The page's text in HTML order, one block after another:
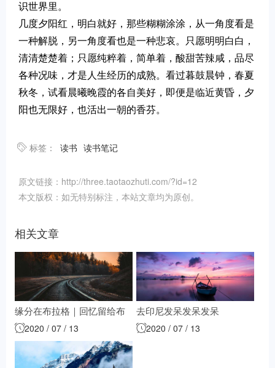
识世界里。
几度夕阳红，明白就好，那些糊糊涂涂，从一角度看是
一种解脱，另一角度看也是一种悲哀。只愿明明白白，
清清楚楚着；只愿纯粹着，简单着，酸甜苦辣咸，品尽
各种况味，才是人生经历的成熟。看过暮鼓晨钟，春夏
秋冬，试看晨曦晚霞的各自美好，即便是临近黄昏，夕
阳也无限好，也活出一朝的香芬。
标签： 读书 读书笔记
原文链接：http://three.taotaozhuti.com/?id=12
本文版权：如无特别标注，本站文章均为原创。
相关文章
缘分在布拉格｜回忆留给布
达佩斯吧
2020 / 07 / 13
去印尼发呆发呆发呆
2020 / 07 / 13